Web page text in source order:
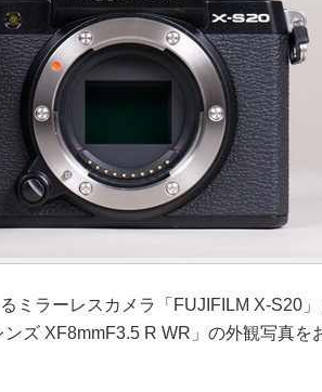
ミラーレスカメラ「FUJIFILM X-S20
ズ XF8mmF3.5 R WR」の外観写真を